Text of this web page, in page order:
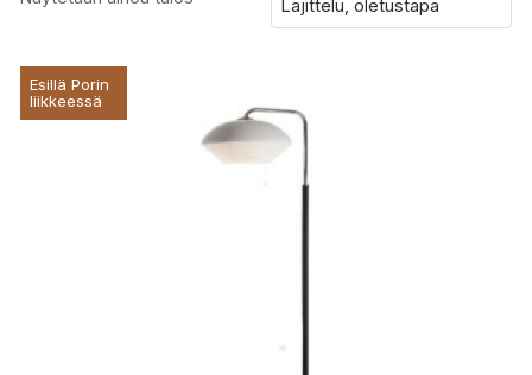
Esillä Porin
liikkeessä